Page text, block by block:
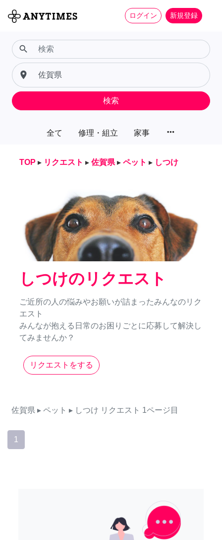
ログイン 新規登録
全て 修理・組立 家事 more_horiz
search
place
検索
TOP ▸ リクエスト ▸ 佐賀県 ▸ ペット ▸ しつけ
しつけのリクエスト
ご近所の人の悩みやお願いが詰まったみんなのリク
エスト
みんなが抱える日常のお困りごとに応募して解決し
てみませんか？
リクエストをする
佐賀県 ▸ ペット ▸ しつけ リクエスト 1ページ目
1